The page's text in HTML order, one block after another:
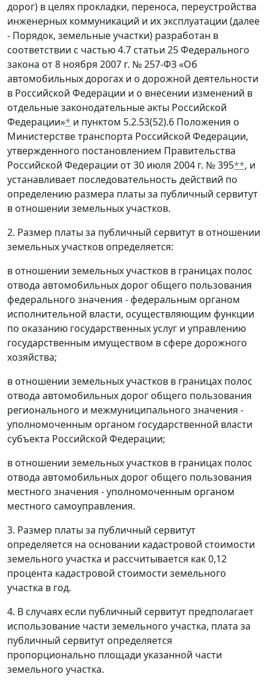
дорог) в целях прокладки, переноса, переустройства
инженерных коммуникаций и их эксплуатации (далее
- Порядок, земельные участки) разработан в
соответствии с частью 4.7 статьи 25 Федерального
закона от 8 ноября 2007 г. № 257-ФЗ «Об
автомобильных дорогах и о дорожной деятельности
в Российской Федерации и о внесении изменений в
отдельные законодательные акты Российской
Федерации»* и пунктом 5.2.53(52).6 Положения о
Министерстве транспорта Российской Федерации,
утвержденного постановлением Правительства
Российской Федерации от 30 июля 2004 г. № 395**, и
устанавливает последовательность действий по
определению размера платы за публичный сервитут
в отношении земельных участков.
2. Размер платы за публичный сервитут в отношении
земельных участков определяется:
в отношении земельных участков в границах полос
отвода автомобильных дорог общего пользования
федерального значения - федеральным органом
исполнительной власти, осуществляющим функции
по оказанию государственных услуг и управлению
государственным имуществом в сфере дорожного
хозяйства;
в отношении земельных участков в границах полос
отвода автомобильных дорог общего пользования
регионального и межмуниципального значения -
уполномоченным органом государственной власти
субъекта Российской Федерации;
в отношении земельных участков в границах полос
отвода автомобильных дорог общего пользования
местного значения - уполномоченным органом
местного самоуправления.
3. Размер платы за публичный сервитут
определяется на основании кадастровой стоимости
земельного участка и рассчитывается как 0,12
процента кадастровой стоимости земельного
участка в год.
4. В случаях если публичный сервитут предполагает
использование части земельного участка, плата за
публичный сервитут определяется
пропорционально площади указанной части
земельного участка.